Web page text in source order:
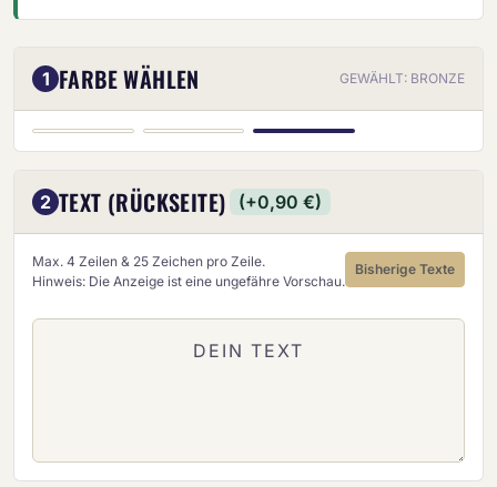
1 FARBE WÄHLEN GEWÄHLT: BRONZE
GOLD SILBER BRONZE
2 TEXT (RÜCKSEITE) (+0,90 €)
Max. 4 Zeilen & 25 Zeichen pro Zeile.
Hinweis: Die Anzeige ist eine ungefähre Vorschau.
Bisherige Texte